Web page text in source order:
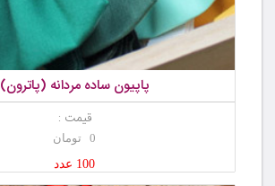
پاپیون ساده مردانه (پاترون)
قیمت :
0 تومان
100 عدد